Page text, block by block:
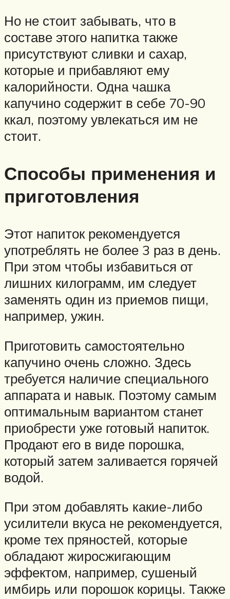
Но не стоит забывать, что в
составе этого напитка также
присутствуют сливки и сахар,
которые и прибавляют ему
калорийности. Одна чашка
капучино содержит в себе 70-90
ккал, поэтому увлекаться им не
стоит.
Способы применения и
приготовления
Этот напиток рекомендуется
употреблять не более 3 раз в день.
При этом чтобы избавиться от
лишних килограмм, им следует
заменять один из приемов пищи,
например, ужин.
Приготовить самостоятельно
капучино очень сложно. Здесь
требуется наличие специального
аппарата и навык. Поэтому самым
оптимальным вариантом станет
приобрести уже готовый напиток.
Продают его в виде порошка,
который затем заливается горячей
водой.
При этом добавлять какие-либо
усилители вкуса не рекомендуется,
кроме тех пряностей, которые
обладают жиросжигающим
эффектом, например, сушеный
имбирь или порошок корицы. Также